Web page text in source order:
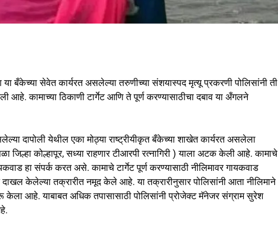
बँकेच्या सेवेत कार्यरत असलेल्या तरुणीच्या संशयास्पद मृत्यू प्रकरणी पोलिसांनी ती
कामाच्या ठिकाणी टार्गेट आणि ते पूर्ण करण्यासाठीचा दबाव या अँगलने
दापोली येथील एका मोठ्या राष्ट्रीयीकृत बँकेच्या शाखेत कार्यरत असलेला
जिल्हा कोल्हापूर, सध्या राहणार टीआरपी रत्नागिरी ) याला अटक केली आहे. कामाचे
हा संपर्क करत असे. कामाचे टार्गेट पूर्ण करण्यासाठी नीलिमावर गायकवाड
दाखल केलेल्या तक्रारीत नमूद केले आहे. या तक्रारीनुसार पोलिसांनी आता नीलिमाने
आहे. याबाबत अधिक तपासासाठी पोलिसांनी प्रोजेक्ट मॅनेजर संग्राम सुरेश